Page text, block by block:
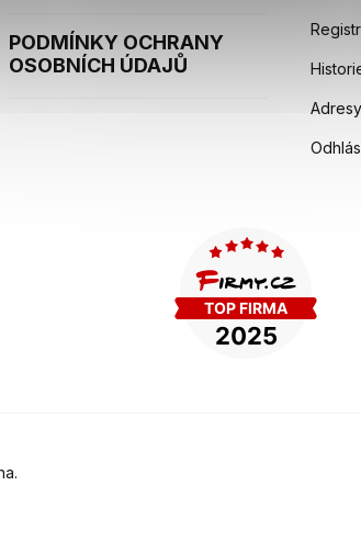
PODMÍNKY OCHRANY
OSOBNÍCH ÚDAJŮ
Adresy